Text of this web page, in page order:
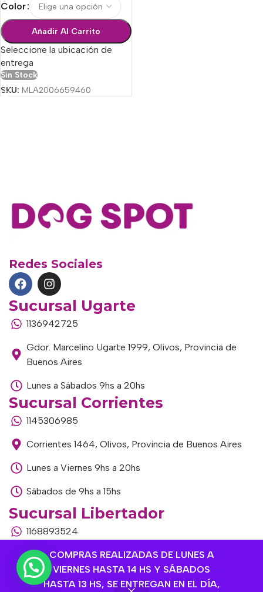
COMPRAS REALIZADAS DE LUNES A
VIERNES HASTA 14 HS Y SÁBADOS
HASTA 13 HS, SE ENTREGAN EN EL DÍA,
Color
Añadir Al Carrito
Seleccione la ubicación de
entrega
Sin Stock
SKU: MLA2006659460
Redes Sociales
Sucursal Ugarte
1136942725
Gdor. Marcelino Ugarte 1999, Olivos, Provincia de
Buenos Aires
Lunes a Sábados 9hs a 20hs
Sucursal Corrientes
1145306985
Corrientes 1464, Olivos, Provincia de Buenos Aires
Lunes a Viernes 9hs a 20hs
Sábados de 9hs a 15hs
Sucursal Libertador
1168893524
Av. del Libertador 1915, Vte. López, Provincia de
Buenos Aires